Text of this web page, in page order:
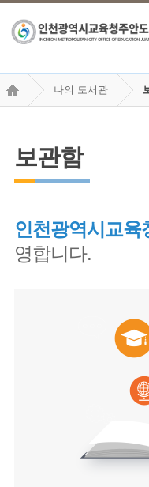
나의 도서관
보관함
인천광역시교육
영합니다.